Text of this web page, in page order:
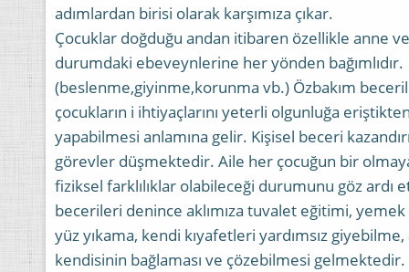
adımlardan birisi olarak karşımıza çıkar.
Çocuklar doğduğu andan itibaren özellikle anne
durumdaki ebeveynlerine her yönden bağımlıdır.
(beslenme,giyinme,korunma vb.) Özbakım
çocukların i ihtiyaçlarını yeterli olgunluğa
yapabilmesi anlamına gelir. Kişisel beceri
görevler düşmektedir. Aile her çocuğun bir
fiziksel farklılıklar olabileceği durumunu göz ardı
becerileri denince aklımıza tuvalet eğitimi,
yüz yıkama, kendi kıyafetleri yardımsız giyebilme,
kendisinin bağlaması ve çözebilmesi gelmektedir.